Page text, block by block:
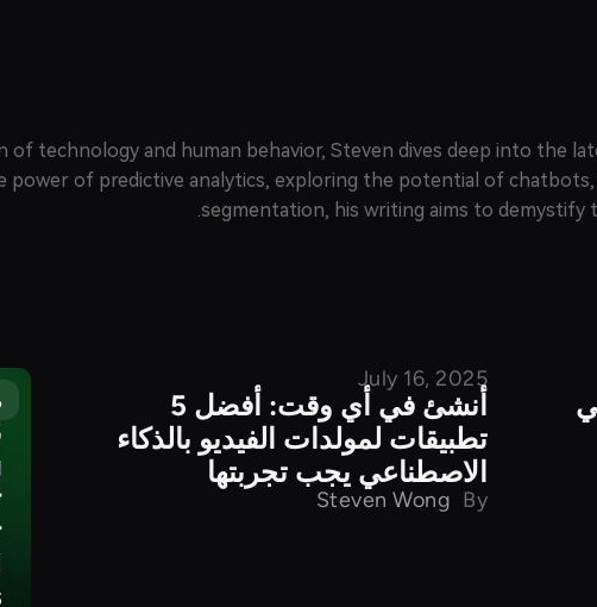
technology and human behavior, Steven dives deep into the
power of predictive analytics, exploring the potential of
segmentation, his writing aims to demystify
مقارنة المنتجات
July 16, 2025
أنشئ في أي وقت: أفضل 5
تطبيقات لمولدات الفيديو بالذكاء
الاصطناعي يجب تجربتها
By
Steven Wong